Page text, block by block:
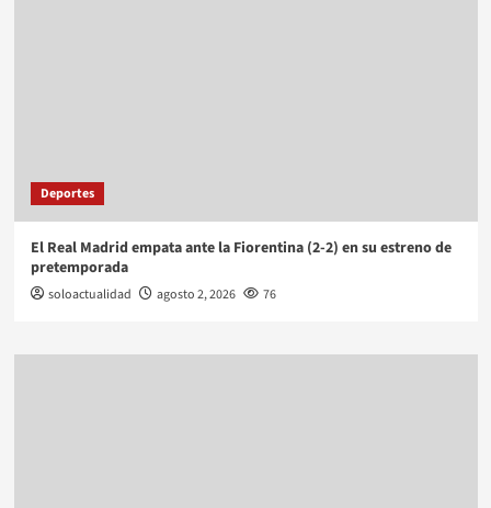
Deportes
El Real Madrid empata ante la Fiorentina (2-2) en su estreno de
pretemporada
soloactualidad agosto 2, 2026 76